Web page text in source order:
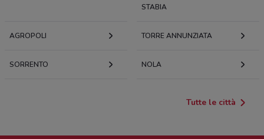
STABIA
AGROPOLI TORRE ANNUNZIATA
SORRENTO NOLA
Tutte le città